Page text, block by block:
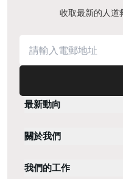
收取最新的人道
最新動向
關於我們
我們的工作